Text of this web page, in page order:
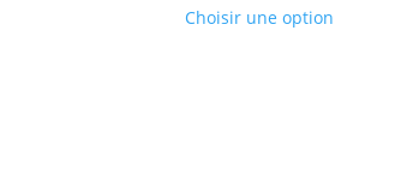
Choisir une option